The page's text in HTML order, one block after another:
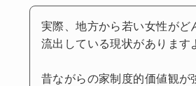
実際、地方から若い女性がど
流出している現状があります
昔ながらの家制度的価値観が